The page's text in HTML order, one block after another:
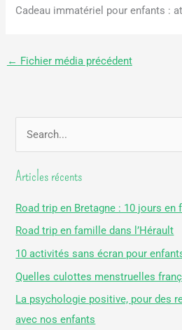
Cadeau immatériel pour enfants :
← Fichier média précédent
c
r
c
h
e
r
Articles récents
Road trip en Bretagne : 10 jours en
Road trip en famille dans l’Hérault
10 activités sans écran pour
Quelles culottes menstruelles
La psychologie positive, pour des
avec nos enfants